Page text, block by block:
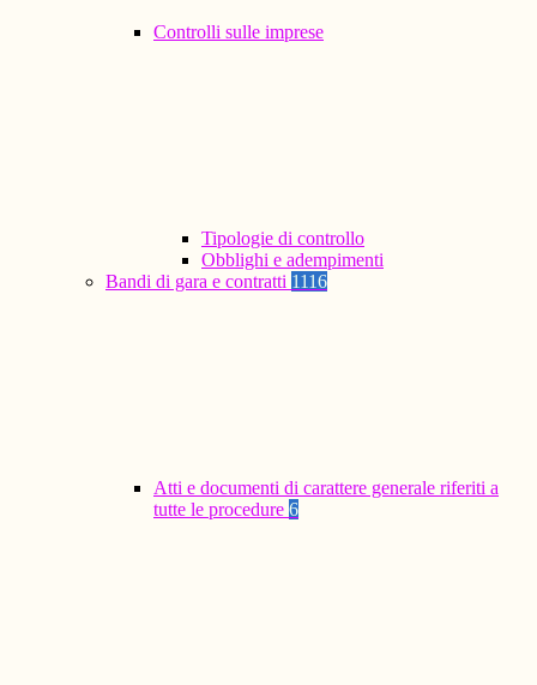
Controlli sulle imprese
Tipologie di controllo
Obblighi e adempimenti
Bandi di gara e contratti 1116
Atti e documenti di carattere generale riferiti a
tutte le procedure 6